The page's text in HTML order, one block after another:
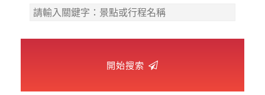
歐洲之旅
開始搜索